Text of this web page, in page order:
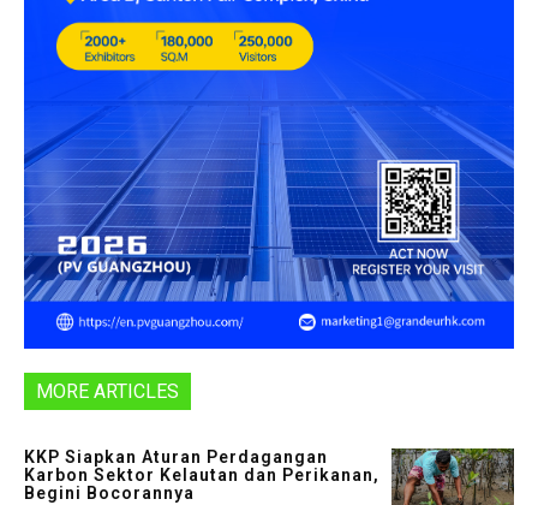
MORE ARTICLES
KKP Siapkan Aturan Perdagangan
Karbon Sektor Kelautan dan Perikanan,
Begini Bocorannya